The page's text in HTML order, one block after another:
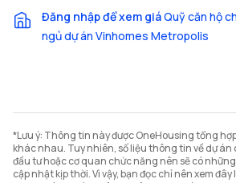
Đăng nhập để xem giáQuỹ căn hộ
ngủ dự án Vinhomes Metropolis
*Lưu ý: Thông tin này được OneHousing tổng
khác nhau. Tuy nhiên, số liệu thông tin về dự án
đầu tư hoặc cơ quan chức năng nên sẽ có
cập nhật kịp thời. Vì vậy, bạn đọc chỉ nên xem